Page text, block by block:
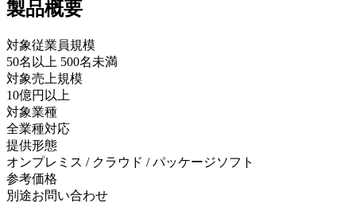
製品概要
対象従業員規模
50名以上 500名未満
対象売上規模
10億円以上
対象業種
全業種対応
提供形態
オンプレミス / クラウド / パッケージソフト
参考価格
別途お問い合わせ